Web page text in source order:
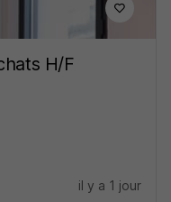
H/F
il y a 1 jour